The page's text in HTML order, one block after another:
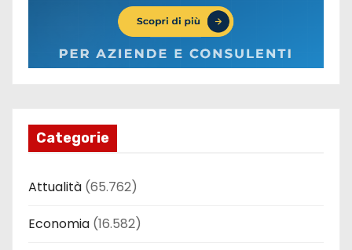
Categorie
Attualità (65.762)
Economia (16.582)